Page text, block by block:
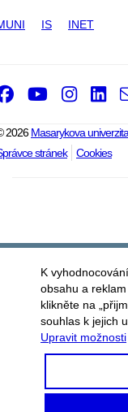
IS INET
2026Masarykova univerzita
stránek
Cookies
Facebook
K
obsahu a
klikněte na
souhlas k jejich
Upravit možnosti